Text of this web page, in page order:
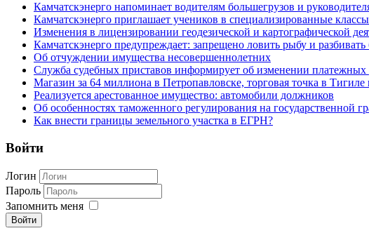
Камчатскэнерго напоминает водителям большегрузов и
Камчатскэнерго приглашает учеников в специализированные
Изменения в лицензировании геодезической и картографической
Камчатскэнерго предупреждает: запрещено ловить рыбу и
Об отчуждении имущества несовершеннолетних
Служба судебных приставов информирует об изменении платежных
Магазин за 64 миллиона в Петропавловске, торговая точка в
Реализуется арестованное имущество: автомобили должников
Об особенностях таможенного регулирования на государственной
Как внести границы земельного участка в ЕГРН?
Войти
Логин
Пароль
Запомнить меня
Войти